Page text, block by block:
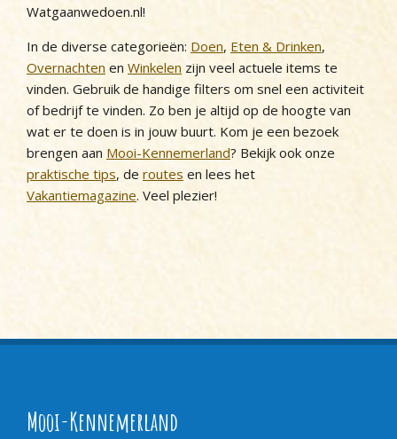
Watgaanwedoen.nl!
In de diverse categorieën: Doen, Eten & Drinken,
Overnachten en Winkelen zijn veel actuele items te
vinden. Gebruik de handige filters om snel een activiteit
of bedrijf te vinden. Zo ben je altijd op de hoogte van
wat er te doen is in jouw buurt. Kom je een bezoek
brengen aan Mooi-Kennemerland? Bekijk ook onze
praktische tips, de routes en lees het
Vakantiemagazine. Veel plezier!
Mooi-Kennemerland